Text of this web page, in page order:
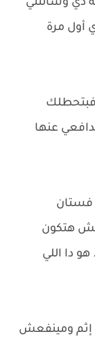
دي وسألتني
أول مرة
فبتحطلك
عنها
فستان
هتكون
دا اللي
إثم ومينفعش